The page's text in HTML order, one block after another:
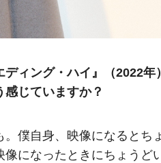
ィング・ハイ』（2022年）
じていますか？
僕自身、映像になるとちょ
になったときにちょうど